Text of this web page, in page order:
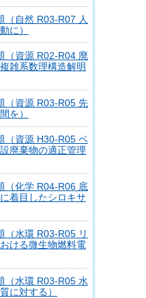
（自然 R03-R07 人
に）
（資源 R02-R04 廃
雑系数理構造解明
（資源 R03-R05 先
を）
（資源 H30-R05 ベ
廃棄物の適正管理
（化学 R04-R06 底
着目したシロキサ
（水環 R03-R05 リ
ける微生物燃料電
（水環 R03-R05 水
に対する）